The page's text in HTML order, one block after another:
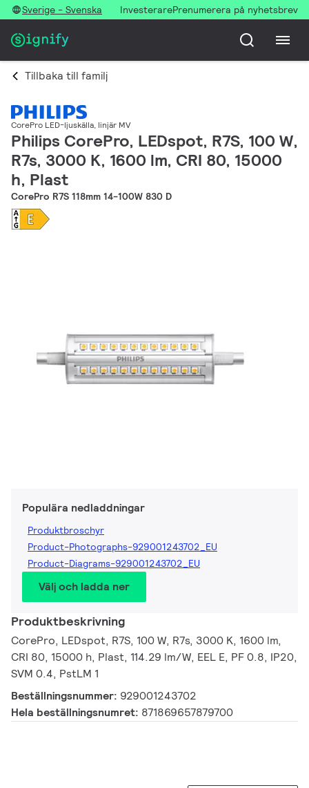
Sverige - Svenska InvesterarePrenumerera på nyhetsbrev
Tillbaka till familj
CorePro LED-ljuskälla, linjär MV
Philips CorePro, LEDspot, R7S, 100 W,
R7s, 3000 K, 1600 lm, CRI 80, 15000
h, Plast
CorePro R7S 118mm 14-100W 830 D
Populära nedladdningar
Produktbroschyr
Product-Photographs-929001243702_EU
Product-Diagrams-929001243702_EU
Välj och ladda ner
Produktbeskrivning
CorePro, LEDspot, R7S, 100 W, R7s, 3000 K, 1600 lm,
CRI 80, 15000 h, Plast, 114.29 lm/W, EEL E, PF 0.8, IP20,
SVM 0.4, PstLM 1
Beställningsnummer: 929001243702
Hela beställningsnumret: 871869657879700